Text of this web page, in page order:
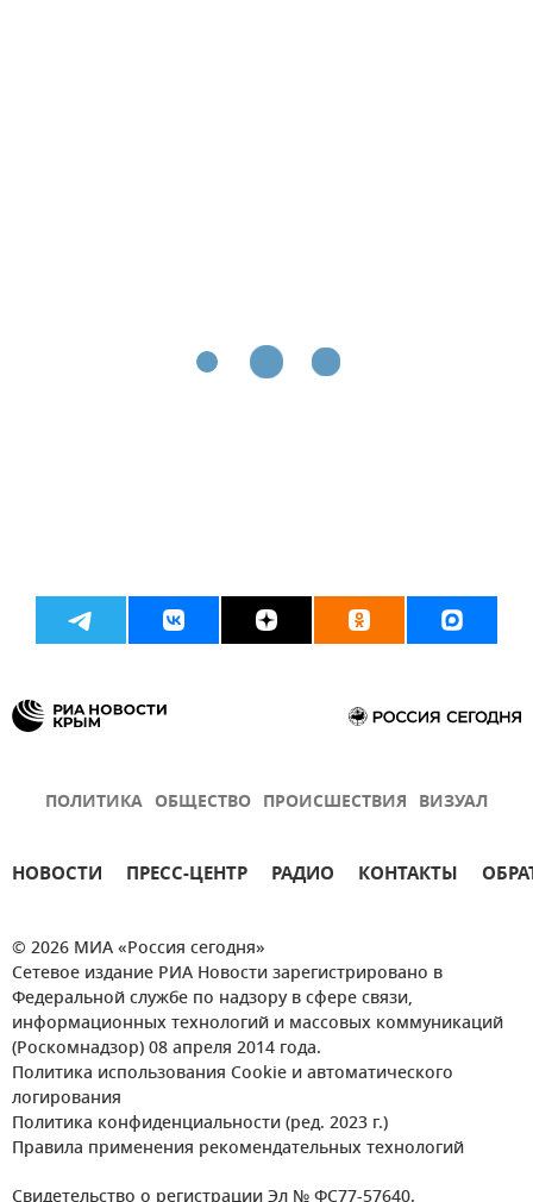
ПОЛИТИКА ОБЩЕСТВО ПРОИСШЕСТВИЯ ВИЗУАЛ
НОВОСТИ ПРЕСС-ЦЕНТР РАДИО КОНТАКТЫ
© 2026 МИА «Россия сегодня»
Сетевое издание РИА Новости зарегистрировано в
Федеральной службе по надзору в сфере связи,
информационных технологий и массовых коммуникаций
(Роскомнадзор) 08 апреля 2014 года.
Политика использования Cookie и автоматического
логирования
Политика конфиденциальности (ред. 2023 г.)
Правила применения рекомендательных технологий